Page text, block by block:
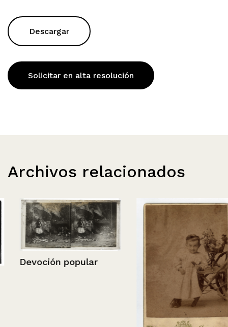
Descargar
Solicitar en alta resolución
Archivos relacionados
Devoción popular